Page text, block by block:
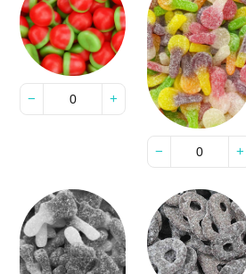
− +
− +